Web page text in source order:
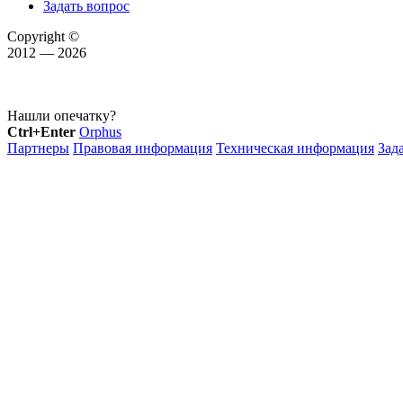
Задать вопрос
Copyright ©
2012 — 2026
Нашли опечатку?
Ctrl+Enter Orphus
Партнеры Правовая информация Техническая информация